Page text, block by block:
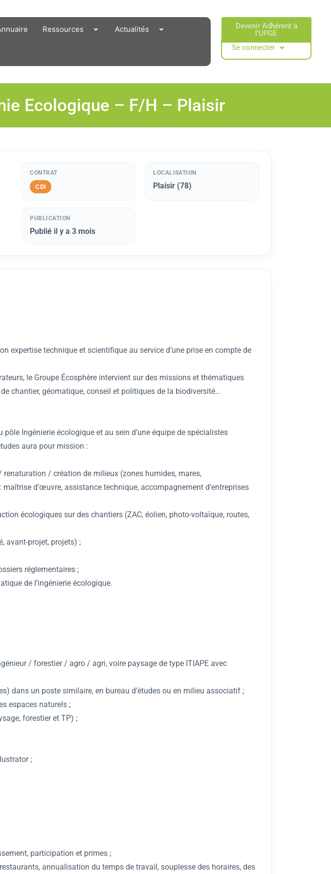
Ressources Actualités
Devenir Adhérent à
l'UPGE​
Se connecter
Ecologique – F/H – Plaisir
CONTRAT
CDI
LOCALISATION
Plaisir (78)
PUBLICATION
Publié il y a 3 mois
expertise technique et scientifique au service d’une prise en compte de
le Groupe Écosphère intervient sur des missions et thématiques
chantier, géomatique, conseil et politiques de la biodiversité…
Ingénierie écologique et au sein d’une équipe de spécialistes
aura pour mission :
/ création de milieux (zones humides, mares,
d’œuvre, assistance technique, accompagnement d’entreprises
écologiques sur des chantiers (ZAC, éolien, photo-voltaïque, routes,
avant-projet, projets) ;
réglementaires ;
de l’ingénierie écologique.
/ forestier / agro / agri, voire paysage de type ITIAPE avec
dans un poste similaire, en bureau d’études ou en milieu associatif ;
espaces naturels ;
forestier et TP) ;
;
participation et primes ;
annualisation du temps de travail, souplesse des horaires, des